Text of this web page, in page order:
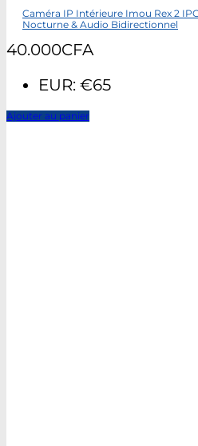
Caméra IP Intérieure Imou Rex 2
Nocturne & Audio Bidirectionnel
40.000CFA
EUR: €65
Ajouter au panier